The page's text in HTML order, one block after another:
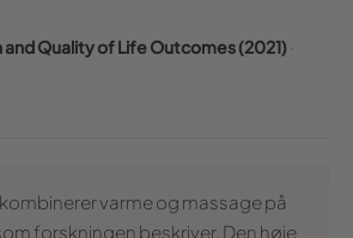
and Quality of Life Outcomes (2021)·
varme og massage på
forskningen beskriver. Den høje